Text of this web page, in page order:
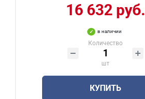
16 632 руб.
в наличии
Количество
шт
КУПИТЬ